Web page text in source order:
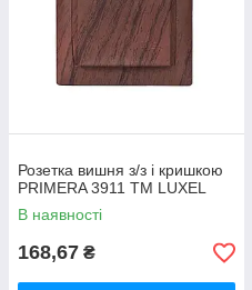
Розетка вишня з/з і кришкою
PRIMERA 3911 ТМ LUXEL
В наявності
168,67 ₴